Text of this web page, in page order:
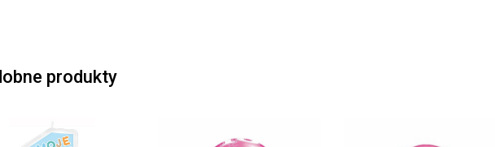
produkty